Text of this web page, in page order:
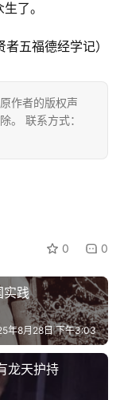
了。
者五福德经学记）
作者的版权声
。 联系方式：
0 0
实践
年8月28日 下午3:03
龙天护持